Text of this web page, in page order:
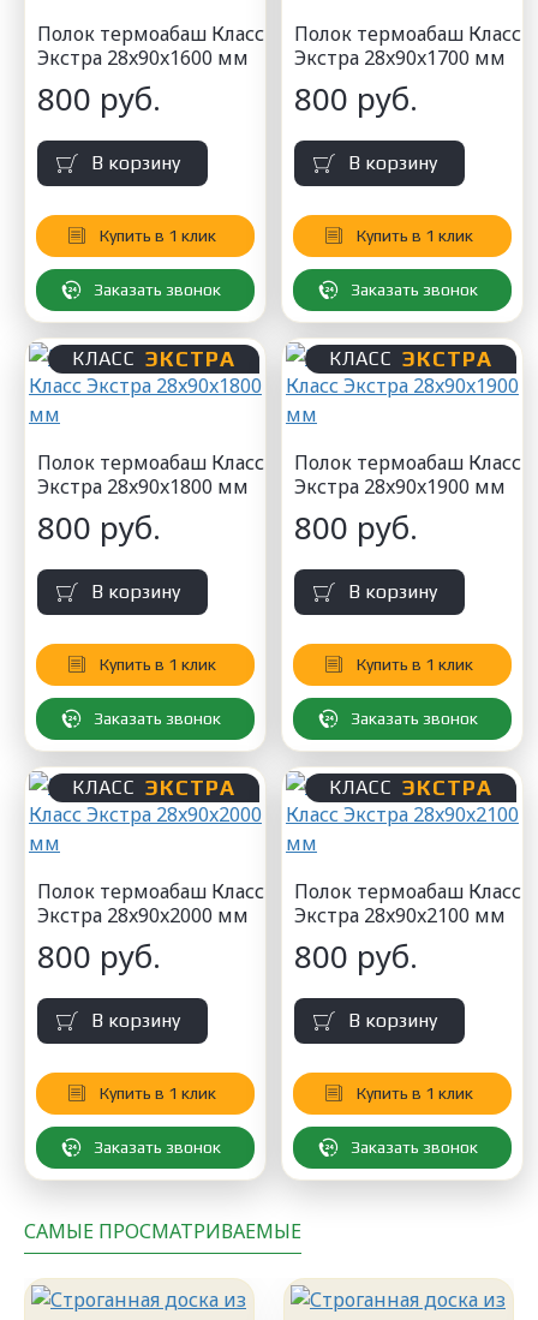
Полок термоабаш Класс
Экстра 28x90x1600 мм
800 руб.
В корзину
Купить в 1 клик
Заказать звонок
Полок термоабаш Класс
Экстра 28x90x1700 мм
800 руб.
В корзину
Купить в 1 клик
Заказать звонок
КЛАСС ЭКСТРА
Полок термоабаш Класс
Экстра 28x90x1800 мм
800 руб.
В корзину
Купить в 1 клик
Заказать звонок
КЛАСС ЭКСТРА
Полок термоабаш Класс
Экстра 28x90x1900 мм
800 руб.
В корзину
Купить в 1 клик
Заказать звонок
КЛАСС ЭКСТРА
Полок термоабаш Класс
Экстра 28x90x2000 мм
800 руб.
В корзину
Купить в 1 клик
Заказать звонок
КЛАСС ЭКСТРА
Полок термоабаш Класс
Экстра 28x90x2100 мм
800 руб.
В корзину
Купить в 1 клик
Заказать звонок
САМЫЕ ПРОСМАТРИВАЕМЫЕ